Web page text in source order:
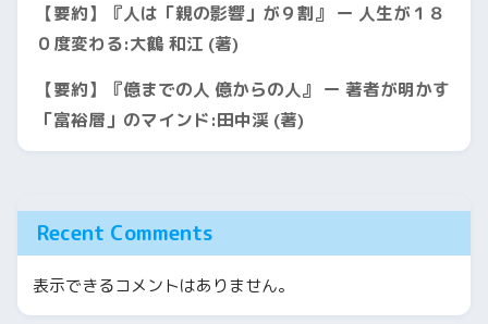
【要約】『人は「親の影響」が９割』 ー 人生が１８
０度変わる:大鶴 和江 (著)
【要約】『億までの人 億からの人』 ー 著者が明かす
「富裕層」のマインド:田中渓 (著)
Recent Comments
表示できるコメントはありません。